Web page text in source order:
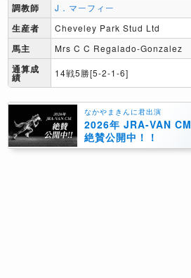
調教師 J．マーフィー
生産者 Cheveley Park Stud Ltd
馬主 Mrs C C Regalado-Gonzalez
通算成
績 14戦5勝[5-2-1-6]
なかやまきんに君出演
2026年 JRA-VAN CM
絶賛公開中！！